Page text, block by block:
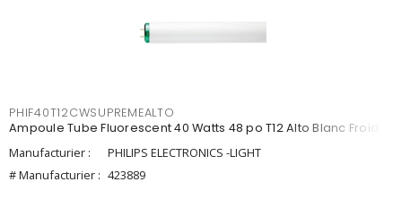
PHIF40T12CWSUPREMEALTO
Ampoule Tube Fluorescent 40 Watts 48 po T12 Alto Blanc Froid
Manufacturier :
PHILIPS ELECTRONICS -LIGHT
# Manufacturier : 423889